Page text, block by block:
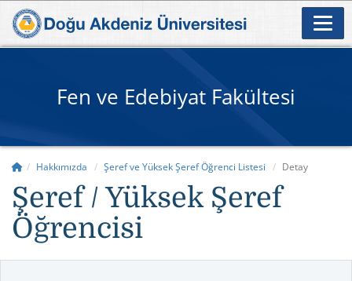
Fen ve Edebiyat Fakültesi
Hakkımızda Şeref ve Yüksek Şeref Öğrenci Listesi Detay
Şeref / Yüksek Şeref
Öğrencisi